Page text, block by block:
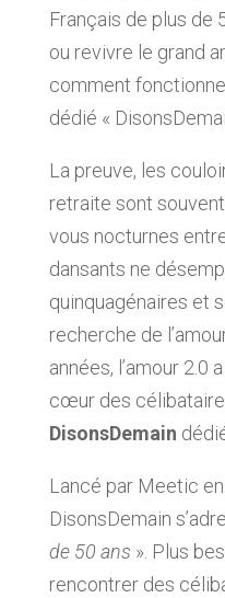
Français de plus de
ou revivre le grand
comment
dédié «
La preuve, les
retraite sont
vous nocturnes
dansants ne
quinquagénaires et
recherche de
années, l’amour 2.0
cœur des
DisonsDemain
Lancé par Meetic
DisonsDemain
de 50 ans ». Plus
rencontrer des